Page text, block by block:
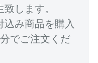
します。
込み商品を購入
でご注文くだ